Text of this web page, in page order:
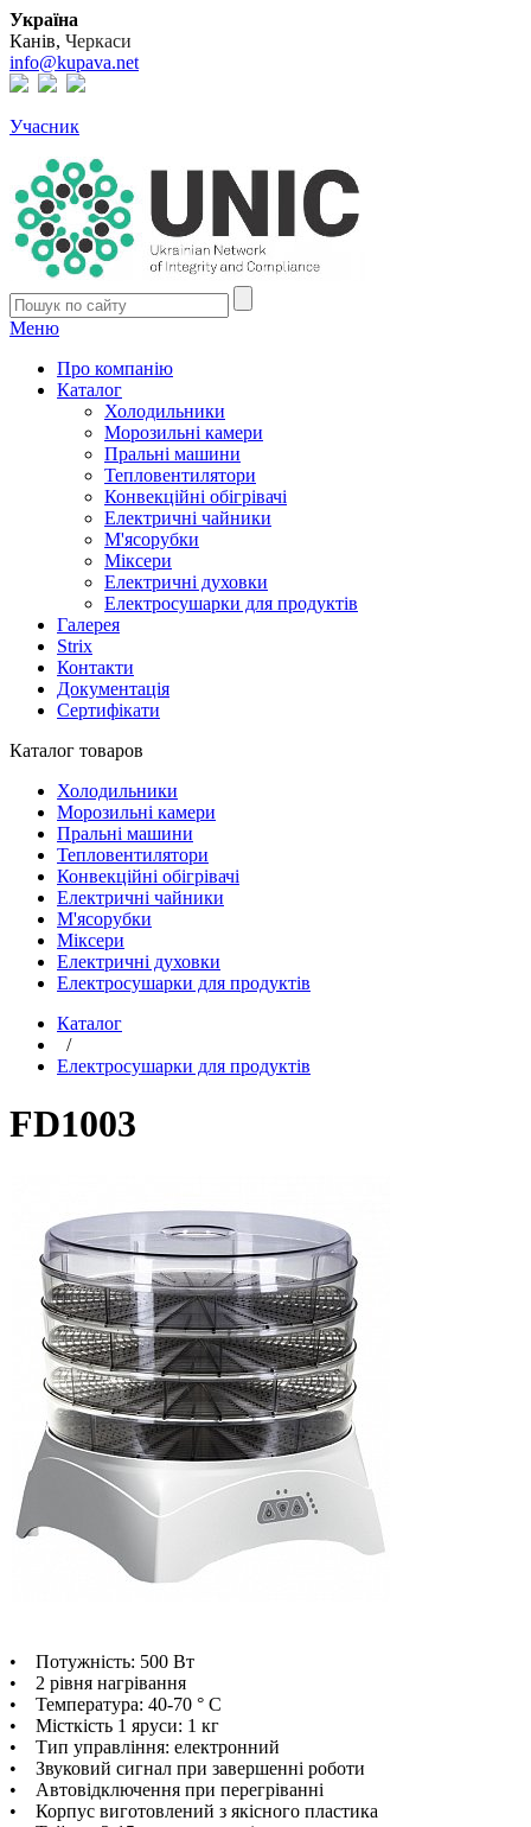
Україна
Канів, Черкаси
info@kupava.net
Учасник
Меню
Про компанію
Каталог
Холодильники
Морозильні камери
Пральні машини
Тепловентилятори
Конвекційні обігрівачі
Електричні чайники
М'ясорубки
Міксери
Електричні духовки
Електросушарки для продуктів
Галерея
Strix
Контакти
Документація
Сертифікати
Каталог товаров
Холодильники
Морозильні камери
Пральні машини
Тепловентилятори
Конвекційні обігрівачі
Електричні чайники
М'ясорубки
Міксери
Електричні духовки
Електросушарки для продуктів
Каталог
/
Електросушарки для продуктів
FD1003
• Потужність: 500 Вт
• 2 рівня нагрівання
• Температура: 40-70 ° C
• Місткість 1 яруси: 1 кг
• Тип управління: електронний
• Звуковий сигнал при завершенні роботи
• Автовідключення при перегріванні
• Корпус виготовлений з якісного пластика